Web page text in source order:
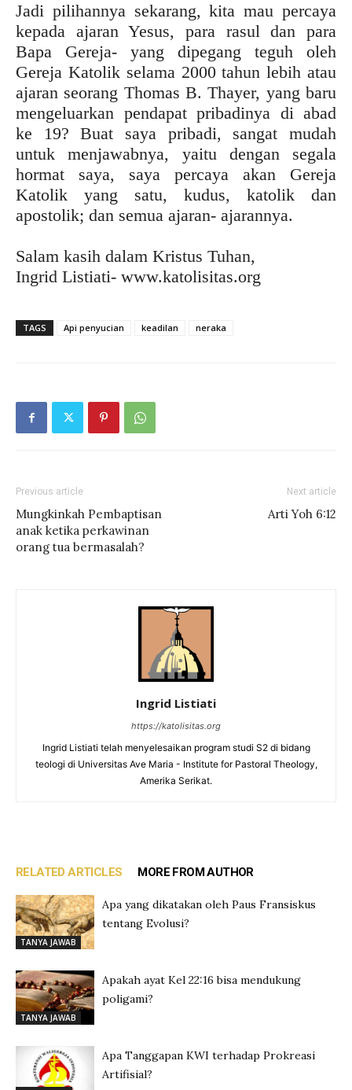
Jadi pilihannya sekarang, kita mau percaya
kepada ajaran Yesus, para rasul dan para
Bapa Gereja- yang dipegang teguh oleh
Gereja Katolik selama 2000 tahun lebih atau
ajaran seorang Thomas B. Thayer, yang baru
mengeluarkan pendapat pribadinya di abad
ke 19? Buat saya pribadi, sangat mudah
untuk menjawabnya, yaitu dengan segala
hormat saya, saya percaya akan Gereja
Katolik yang satu, kudus, katolik dan
apostolik; dan semua ajaran- ajarannya.
Salam kasih dalam Kristus Tuhan,
Ingrid Listiati- www.katolisitas.org
TAGS Api penyucian keadilan neraka
Previous article
Mungkinkah Pembaptisan
anak ketika perkawinan
orang tua bermasalah?
Next article
Arti Yoh 6:12
Ingrid Listiati
https://katolisitas.org
Ingrid Listiati telah menyelesaikan program studi S2 di bidang
teologi di Universitas Ave Maria - Institute for Pastoral Theology,
Amerika Serikat.
RELATED ARTICLES MORE FROM AUTHOR
TANYA JAWAB
Apa yang dikatakan oleh Paus Fransiskus
tentang Evolusi?
TANYA JAWAB
Apakah ayat Kel 22:16 bisa mendukung
poligami?
Apa Tanggapan KWI terhadap Prokreasi
Artifisial?